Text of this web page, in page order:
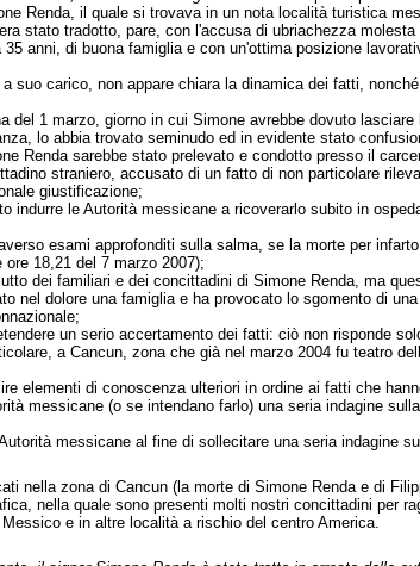
Renda, il quale si trovava in un nota località turistica
stato tradotto, pare, con l'accusa di ubriachezza
anni, di buona famiglia e con un'ottima posizione
suo carico, non appare chiara la dinamica dei fatti,
1 marzo, giorno in cui Simone avrebbe dovuto
lo abbia trovato seminudo ed in evidente stato
Renda sarebbe stato prelevato e condotto presso il
straniero, accusato di un fatto di non particolare
giustificazione;
indurre le Autorità messicane a ricoverarlo subito in
esami approfonditi sulla salma, se la morte per
18,21 del 7 marzo 2007);
dei familiari e dei concittadini di Simone Renda, ma
nel dolore una famiglia e ha provocato lo sgomento di
un serio accertamento dei fatti: ciò non risponde
a Cancun, zona che già nel marzo 2004 fu teatro
elementi di conoscenza ulteriori in ordine ai fatti che
messicane (o se intendano farlo) una seria indagine
messicane al fine di sollecitare una seria indagine
nella zona di Cancun (la morte di Simone Renda e di
nella quale sono presenti molti nostri concittadini per
e in altre località a rischio del centro America.